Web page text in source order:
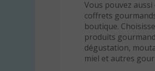
Vous pouvez
coffrets
boutique.
produits
dégustation,
miel et autres